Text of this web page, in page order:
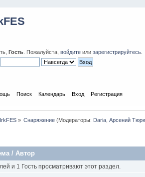
Гость . Пожалуйста, войдите или зарегистрируйтесь
Поиск Календарь Вход Регистрация
IrkFES» Снаряжение(Модераторы: Daria, Арсений
/ Автор
и 1 Гость просматривают этот раздел.